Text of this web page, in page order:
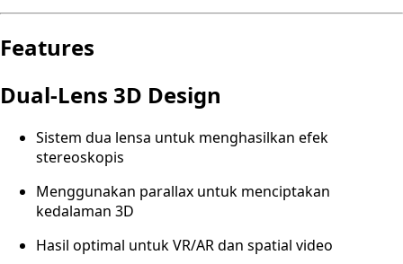
Features
Dual-Lens 3D Design
Sistem dua lensa untuk menghasilkan efek
stereoskopis
Menggunakan parallax untuk menciptakan
kedalaman 3D
Hasil optimal untuk VR/AR dan spatial video